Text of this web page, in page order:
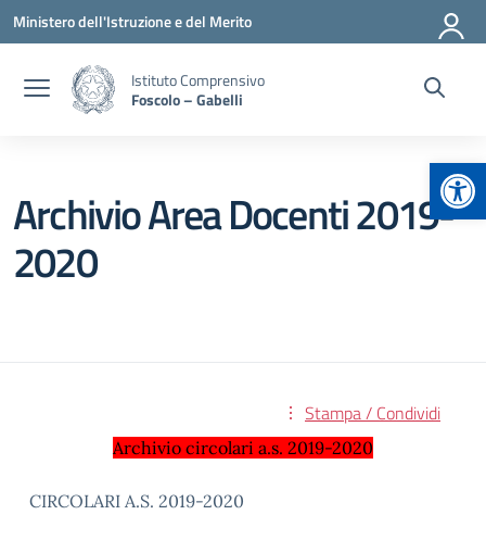
Vai ai contenuti
Vai al menu di navigazione
Vai al footer
Ministero dell'Istruzione e del Merito
Istituto Comprensivo
Foscolo – Gabelli
Archivio Area Docenti 2019-
2020
Stampa / Condividi
Archivio circolari a.s. 2019-2020
CIRCOLARI A.S. 2019-2020